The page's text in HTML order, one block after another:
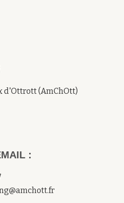
d'Ottrott (AmChOtt)
: